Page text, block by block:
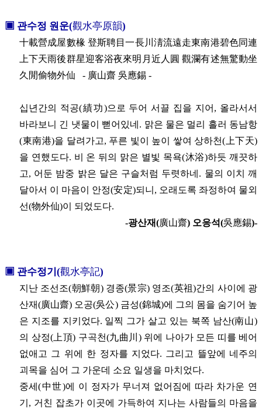
▣ 관수정 원운(觀水亭原韻)
十載營成屋數椽 登斯聘目一長川淸流遠走東南港碧色同連
上下天雨後群星迎客浴夜來明月近人圓 觀瀾有述無驚動坐
久閒偷物外仙 - 廣山齋 吳應錫 -
십년간의 적공(績功)으로 두어 서끌 집을 지어, 올라서서
바라보니 긴 냇물이 뻗어있네. 맑은 물은 멀리 흘러 동남항
(東南港)을 달려가고, 푸른 빛이 높이 쌓여 상하천(上下天)
을 연했도다. 비 온 뒤의 맑은 별빛 목욕(沐浴)하듯 깨끗하
고, 어둔 밤중 밝은 달은 구슬처럼 두렷하네. 물의 이치 깨
달아서 이 마음이 안정(安定)되니, 오래도록 좌정하여 물외
선(物外仙)이 되었도다.
-광산재(廣山齋) 오응석(吳應錫)-
▣ 관수정기(觀水亭記)
지난 조선조(朝鮮朝) 경종(景宗) 영조(英祖)간의 사이에 광
산재(廣山齋) 오공(吳公) 금성(錦城)에 그의 몸을 숨기어 높
은 지조를 지키었다. 일찍 그가 살고 있는 북쪽 남산(南山)
의 상정(上頂) 구곡천(九曲川) 위에 나아가 모든 띠를 베어
없애고 그 위에 한 정자를 지었다. 그리고 뜰앞에 네주의
괴목을 심어 그 가운데 소요 일생을 마치었다.
중세(中世)에 이 정자가 무너져 없어짐에 따라 차가운 연
기, 거친 잡초가 이곳에 가득하여 지나는 사람들의 마음을